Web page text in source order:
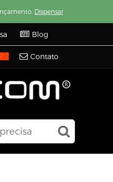
Dispensar
Blog
Contato